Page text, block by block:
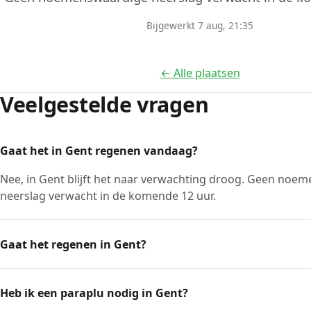
Bijgewerkt 7 aug, 21:35
← Alle plaatsen
Veelgestelde vragen
Gaat het in Gent regenen vandaag?
Nee, in Gent blijft het naar verwachting droog. Geen
neerslag verwacht in de komende 12 uur.
Gaat het regenen in Gent?
Heb ik een paraplu nodig in Gent?